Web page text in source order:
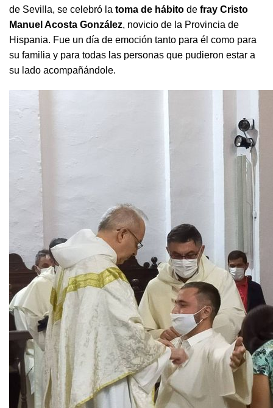
de Sevilla, se celebró la toma de hábito de fray Cristo
Manuel Acosta González, novicio de la Provincia de
Hispania. Fue un día de emoción tanto para él como para
su familia y para todas las personas que pudieron estar a
su lado acompañándole.